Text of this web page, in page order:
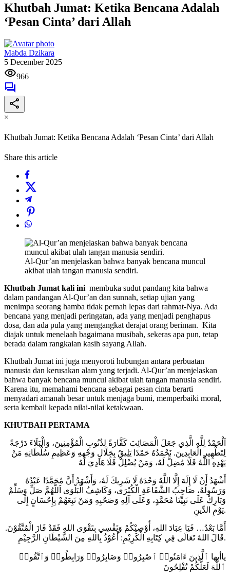
Khutbah Jumat: Ketika Bencana Adalah
‘Pesan Cinta’ dari Allah
Mabda Dzikara
5 December 2025
966
×
Khutbah Jumat: Ketika Bencana Adalah ‘Pesan Cinta’ dari Allah
Share this article
Al-Qur’an menjelaskan bahwa banyak bencana muncul
akibat ulah tangan manusia sendiri.
Khutbah Jumat kali ini membuka sudut pandang kita bahwa
dalam pandangan Al-Qur’an dan sunnah, setiap ujian yang
menimpa seorang hamba tidak pernah lepas dari rahmat-Nya. Ada
bencana yang menjadi peringatan, ada yang menjadi penghapus
dosa, dan ada pula yang mengangkat derajat orang beriman. Kita
diajak untuk menelaah bagaimana musibah, sekeras apa pun, tetap
berada dalam rangkaian kasih sayang Allah.
Khutbah Jumat ini juga menyoroti hubungan antara perbuatan
manusia dan kerusakan alam yang terjadi. Al-Qur’an menjelaskan
bahwa banyak bencana muncul akibat ulah tangan manusia sendiri.
Karena itu, memahami bencana sebagai pesan cinta berarti
menyadari amanah besar untuk menjaga bumi, memperbaiki moral,
serta kembali kepada nilai-nilai ketakwaan.
KHUTBAHPERTAMA
اَلْحَمْدُ لِلَّهِ الَّذِي جَعَلَ الْمَصَائِبَ كَفَّارَةً لِذُنُوبِ الْمُؤْمِنِينَ، وَالْبَلَاءَ دَرْجَةً
لِتَطْهِيرِ الْعَابِدِينَ. نَحْمَدُهُ حَمْدًا يَلِيقُ بِجَلَالِ وَجْهِهِ وَعَظِيمِ سُلْطَانِهِ مَنْ
يَهْدِهِ اللَّهُ فَلَا مُضِلَّ لَهُ، وَمَنْ يُضْلِلْ فَلَا هَادِيَ لَهُ
أَشْهَدُ أَنْ لَا إِلَهَ إِلَّا اللَّهُ وَحْدَهُ لَا شَرِيكَ لَهُ، وَأَشْهَدُ أَنَّ مُحَمَّدًا عَبْدُهُ
وَرَسُولُهُ، صَاحِبُ الشَّفَاعَةِ الْكُبْرَى، وَكَاشِفُ الْبَلْوَى اَللَّهُمَّ صَلِّ وَسَلِّمْ
وَبَارِكْ عَلَى نَبِيِّنَا مُحَمَّدٍ، وَعَلَى آلِهِ وَصَحْبِهِ وَمَنْ تَبِعَهُمْ بِإِحْسَانٍ إِلَى
يَوْمِ الدِّينِ.
أَمَّا بَعْدُ… فَيَا عِبَادَ اللهِ، أُوْصِيْكُمْ وَنَفْسِي بِتَقْوَى اللهِ فَقَدْ فَازَ الْمُتَّقُوْنَ.
قَالَ اللهُ تَعَالَى فِي كِتَابِهِ الْكَرِيْمِ: أَعُوْذُ بِاللهِ مِنَ الشَّيْطَانِ الرَّجِيْمِ.
ٱللَّهَ لَعَلَّكُمْ تُفْلِحُونَ